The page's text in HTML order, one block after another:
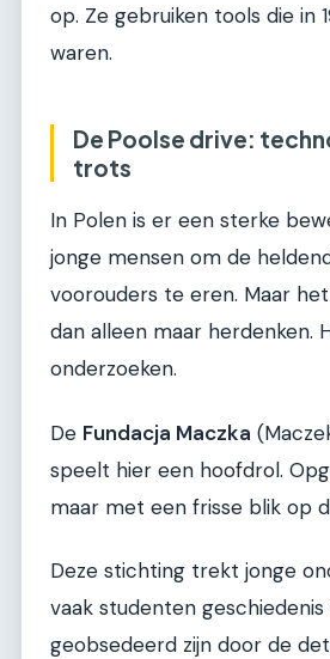
op. Ze gebruiken tools die in
waren.
De Poolse drive:
trots
In Polen is er een sterke
jonge mensen om de
voorouders te eren. Maar
dan alleen maar herdenken.
onderzoeken.
De Fundacja Maczka
speelt hier een hoofdrol.
maar met een frisse blik op
Deze stichting trekt jonge
vaak studenten geschiedenis
geobsedeerd zijn door de